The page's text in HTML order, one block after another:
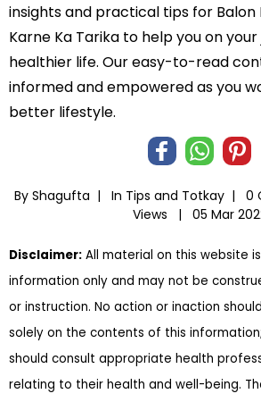
insights and practical tips for Balon
Karne Ka Tarika to help you on
healthier life. Our easy-to-read
informed and empowered as you
better lifestyle.
By Shagufta | In Tips and Totkay | 0
Views |
05 Mar
Disclaimer: All material on this website
information only and may not be
or instruction. No action or inaction
solely on the contents of this
should consult appropriate health
relating to their health and well-being.